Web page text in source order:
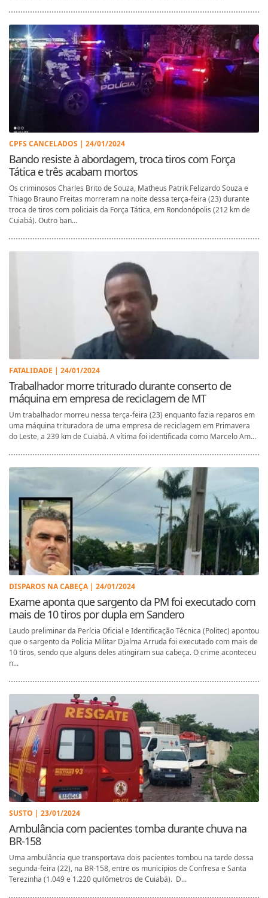
CPFS CANCELADOS | 24/01/2024
Bando resiste à abordagem, troca tiros com Força
Tática e três acabam mortos
Os criminosos Charles Brito de Souza, Matheus Patrik Felizardo Souza e
Thiago Brauno Freitas morreram na noite dessa terça-feira (23) durante
troca de tiros com policiais da Força Tática, em Rondonópolis (212 km de
Cuiabá). Outro ban...
FATALIDADE | 24/01/2024
Trabalhador morre triturado durante conserto de
máquina em empresa de reciclagem de MT
Um trabalhador morreu nessa terça-feira (23) enquanto fazia reparos em
uma máquina trituradora de uma empresa de reciclagem em Primavera
do Leste, a 239 km de Cuiabá. A vítima foi identificada como Marcelo Am...
DISPAROS NA CABEÇA | 24/01/2024
Exame aponta que sargento da PM foi executado com
mais de 10 tiros por dupla em Sandero
Laudo preliminar da Perícia Oficial e Identificação Técnica (Politec) apontou
que o sargento da Polícia Militar Djalma Arruda foi executado com mais de
10 tiros, sendo que alguns deles atingiram sua cabeça. O crime aconteceu
n...
SUSTO | 23/01/2024
Ambulância com pacientes tomba durante chuva na
BR-158
Uma ambulância que transportava dois pacientes tombou na tarde dessa
segunda-feira (22), na BR-158, entre os municípios de Confresa e Santa
Terezinha (1.049 e 1.220 quilômetros de Cuiabá). D...